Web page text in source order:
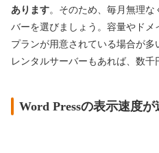
あります。そのため、毎月無理な
バーを選びましょう。容量やド
プランが用意されている場合が多
レンタルサーバーもあれば、数千
Word Pressの表示速度が